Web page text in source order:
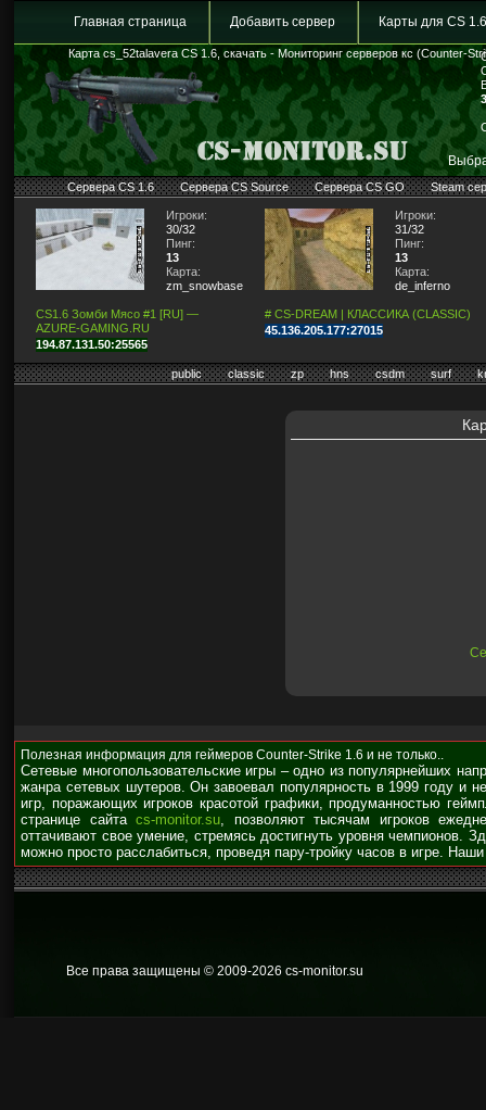
Главная страница Добавить сервер Карты для CS 1.6
Карта cs_52talavera CS 1.6, скачать - Мониторинг серверов кс (Counter-
Сервера CS 1.6 Сервера CS Source Сервера CS GO Steam
Игроки:
30/32
Пинг:
13
Карта:
zm_snowbase2
CS1.6 Зомби Мясо #1 [RU] —
AZURE-GAMING.RU
194.87.131.50:25565
Игроки:
31/32
Пинг:
13
Карта:
de_inferno
# CS-DREAM | КЛАССИКА (CLASSIC)
45.136.205.177:27015
public classic zp hns csdm surf
Полезная информация для геймеров Counter-Strike 1.6 и не только..
Сетевые многопользовательские игры – одно из популярнейших
жанра сетевых шутеров. Он завоевал популярность в 1999 году и
игр, поражающих игроков красотой графики, продуманностью
странице сайта cs-monitor.su, позволяют тысячам игроков
оттачивают свое умение, стремясь достигнуть уровня чемпионов.
можно просто расслабиться, проведя пару-тройку часов в игре.
Все права защищены © 2009-2026 cs-monitor.su